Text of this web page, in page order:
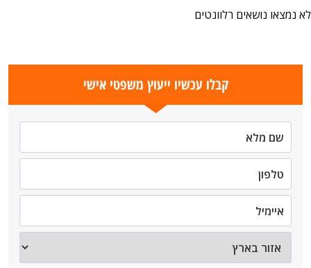
לא נמצאו נושאים רלוונטים
קבלו עכשיו ייעוץ משפטי אישי